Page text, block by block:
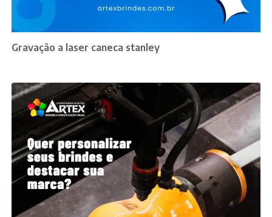
Gravação a laser caneca stanley